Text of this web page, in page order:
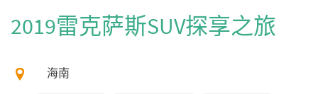
2019雷克萨斯SUV探享之旅
海南